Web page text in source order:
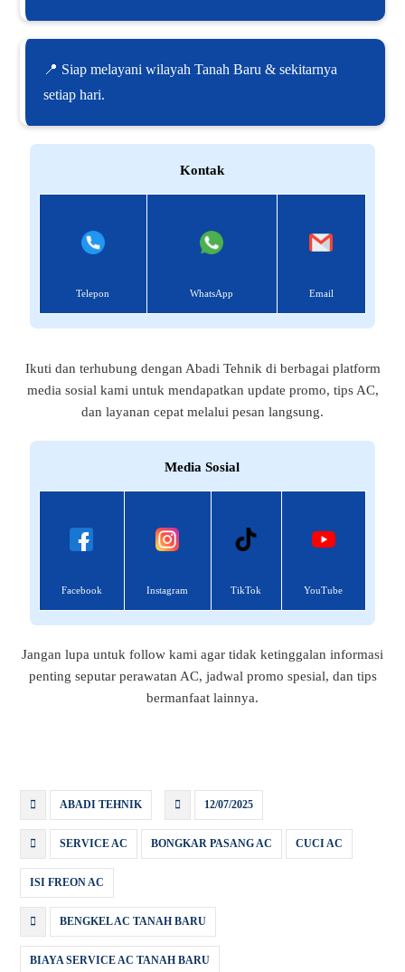
📍 Siap melayani wilayah Tanah Baru & sekitarnya
setiap hari.
Kontak
Telepon WhatsApp Email
Ikuti dan terhubung dengan Abadi Tehnik di berbagai platform
media sosial kami untuk mendapatkan update promo, tips AC,
dan layanan cepat melalui pesan langsung.
Media Sosial
Facebook Instagram TikTok YouTube
Jangan lupa untuk follow kami agar tidak ketinggalan informasi
penting seputar perawatan AC, jadwal promo spesial, dan tips
bermanfaat lainnya.
ABADI TEHNIK 12/07/2025
SERVICE AC BONGKAR PASANG AC CUCI AC
ISI FREON AC
BENGKEL AC TANAH BARU
BIAYA SERVICE AC TANAH BARU